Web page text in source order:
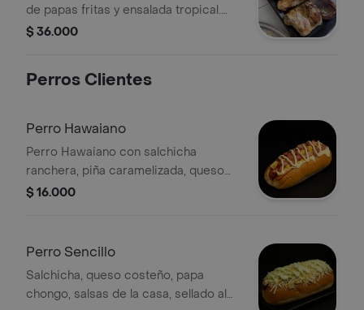
de papas fritas y ensalada tropical.
Incluye opción de acompañamiento a
$ 36.000
Perros Clientes
Perro Hawaiano
Perro Hawaiano con salchicha
ranchera, piña caramelizada, queso
costeño, papa chongo y salsas de la
$ 16.000
Perro Sencillo
Salchicha, queso costeño, papa
chongo, salsas de la casa, sellado al